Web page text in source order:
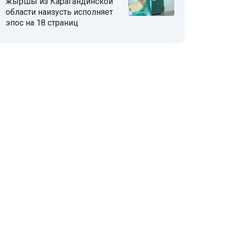
области наизусть исполняет
эпос на 18 страниц